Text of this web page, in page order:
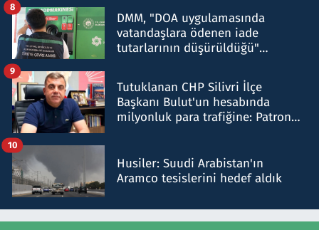
DMM, "DOA uygulamasında
vatandaşlara ödenen iade
tutarlarının düşürüldüğü"
8
Tutuklanan CHP Silivri İlçe
Başkanı Bulut'un hesabında
milyonluk para trafiğine: Patron
9
Husiler: Suudi Arabistan'ın
Aramco tesislerini hedef aldık
10